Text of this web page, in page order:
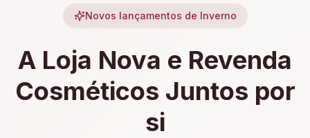
Novos lançamentos de Inverno
A Loja Nova e Revenda
Cosméticos Juntos por
si